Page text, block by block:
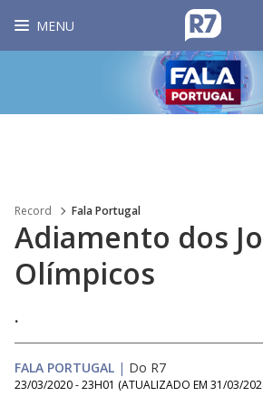
MENU
Record Fala Portugal
Adiamento dos
Olímpicos
.
FALA PORTUGAL | Do R7
23/03/2020 - 23H01 (ATUALIZADO EM 31/03/